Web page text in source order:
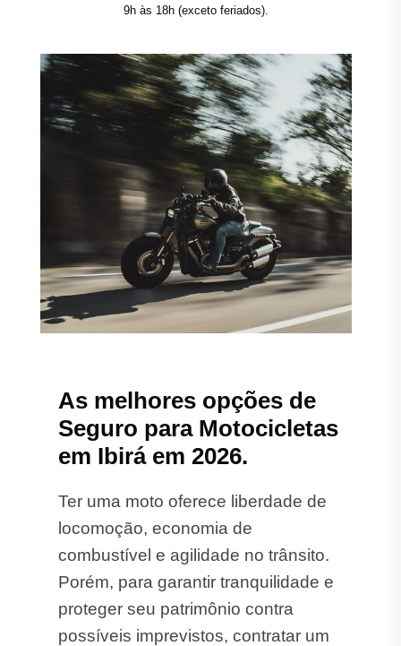
9h às 18h (exceto feriados).
As melhores opções de
Seguro para Motocicletas
em Ibirá em 2026.
Ter uma moto oferece liberdade de
locomoção, economia de
combustível e agilidade no trânsito.
Porém, para garantir tranquilidade e
proteger seu patrimônio contra
possíveis imprevistos, contratar um